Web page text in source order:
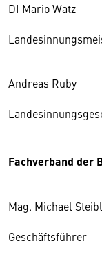
DI Mario Watz
Andreas Ruby
Fachverband der
Mag. Michael Steibl
Geschäftsführer